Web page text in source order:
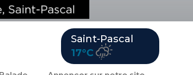
Saint-Pascal
17°C